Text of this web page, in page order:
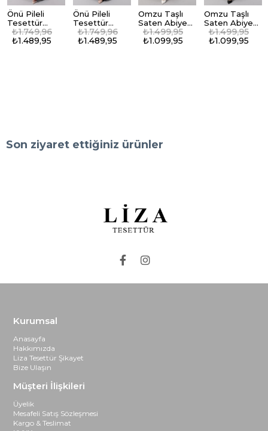
Önü Pileli
Tesettür
Abiye Bordo
₺1.489,95
₺1.749,96
Önü Pileli
Tesettür
Abiye Lacivert
₺1.489,95
₺1.749,96
Omzu Taşlı
Saten Abiye
Lila
₺1.099,95
₺1.499,95
Omzu Taşlı
Saten Abiye
Zümrüt
₺1.099,95
₺1.499,95
Son ziyaret ettiğiniz ürünler
Kurumsal
Anasayfa
Hakkımızda
Liza Tesettür Şikayet
Bize Ulaşın
Müşteri İlişkileri
Üyelik
Mesafeli Satış Sözleşmesi
Kargo & Teslimat